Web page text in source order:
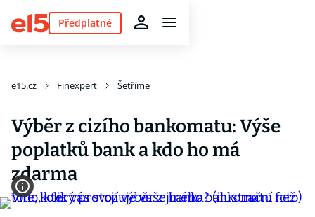
Předplatné
e15.cz Finexpert Šetříme
Výběr z cizího bankomatu: Výše
poplatků bank a kdo ho má
zdarma